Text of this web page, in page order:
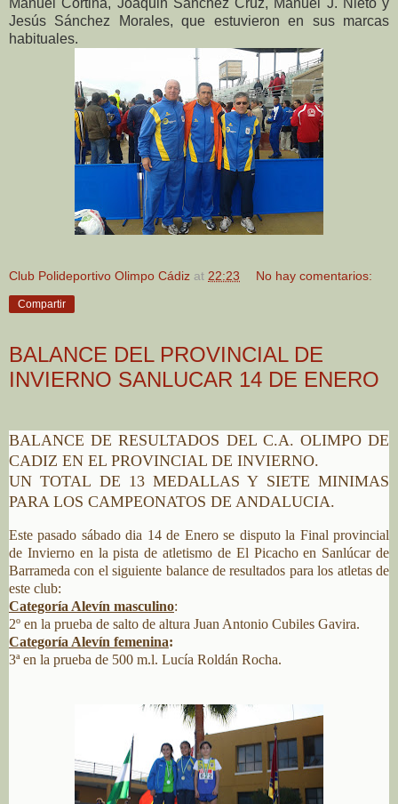
Jesús Sánchez Morales, que estuvieron en sus marcas
habituales.
Club Polideportivo Olimpo Cádiz at 22:23 No hay comentarios:
Compartir
BALANCE DEL PROVINCIAL DE
INVIERNO SANLUCAR 14 DE ENERO
BALANCE DE RESULTADOS DEL C.A. OLIMPO DE
CADIZ EN EL PROVINCIAL DE INVIERNO.
UN TOTAL DE 13 MEDALLAS Y SIETE MINIMAS
PARA LOS CAMPEONATOS DE ANDALUCIA.
Este pasado sábado dia 14 de Enero se disputo la Final provincial
de Invierno en la pista de atletismo de El Picacho en Sanlúcar de
Barrameda con el siguiente balance de resultados para los atletas de
este club:
Categoría Alevín masculino:
2º en la prueba de salto de altura Juan Antonio Cubiles Gavira.
Categoría Alevín femenina:
3ª en la prueba de 500 m.l. Lucía Roldán Rocha.